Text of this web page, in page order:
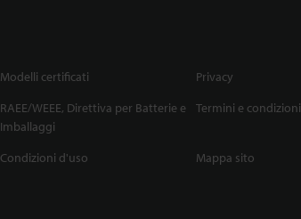
Modelli certificati
Privacy
RAEE/WEEE, Direttiva per Batterie e
Imballaggi
Termini e condizioni
Condizioni d'uso Mappa sito